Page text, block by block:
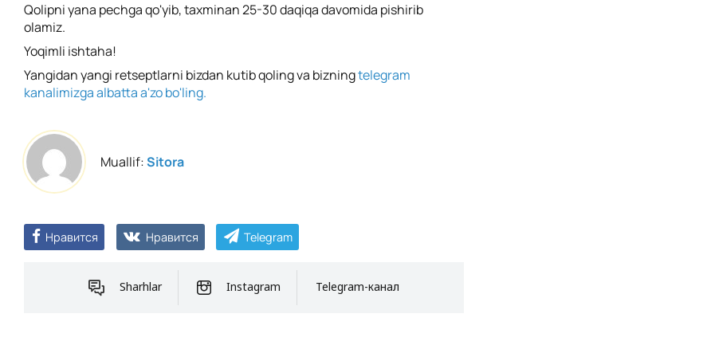
Qolipni yana pechga qo'yib, taxminan 25-30 daqiqa davomida pishirib
olamiz.
Yoqimli ishtaha!
Yangidan yangi retseptlarni bizdan kutib qoling va bizningtelegram
kanalimizga albatta a'zo bo'ling.
Muallif:Sitora
Нравится Нравится Telegram
Sharhlar Instagram Telegram-канал